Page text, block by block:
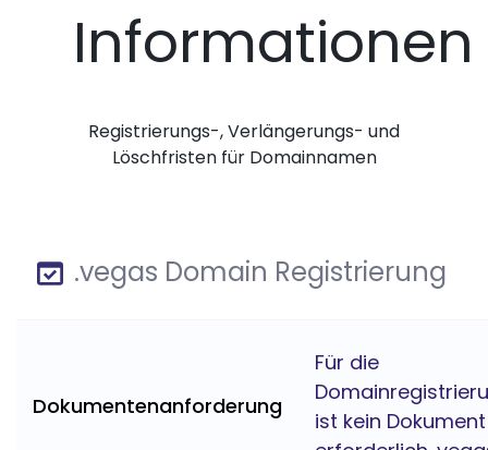
Informationen
Registrierungs-, Verlängerungs- und
Löschfristen für Domainnamen
.vegas Domain Registrierung
Dokumentenanforderung
Für die
ist kein Dokument